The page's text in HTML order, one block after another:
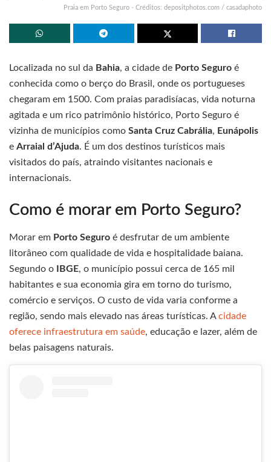
Praia em Porto Seguro - Créditos: depositphotos.com / casadaphoto
Localizada no sul da Bahia, a cidade de Porto Seguro é
conhecida como o berço do Brasil, onde os portugueses
chegaram em 1500. Com praias paradisíacas, vida noturna
agitada e um rico patrimônio histórico, Porto Seguro é
vizinha de municípios como Santa Cruz Cabrália, Eunápolis
e Arraial d’Ajuda. É um dos destinos turísticos mais
visitados do país, atraindo visitantes nacionais e
internacionais.
Como é morar em Porto Seguro?
Morar em Porto Seguro é desfrutar de um ambiente
litorâneo com qualidade de vida e hospitalidade baiana.
Segundo o
IBGE, o município possui cerca de 165 mil
habitantes e sua economia gira em torno do turismo,
comércio e serviços. O custo de vida varia conforme a
região, sendo mais elevado nas áreas turísticas. Acidade
oferece infraestrutura em saúde, educação e lazer, além de
belas paisagens naturais.